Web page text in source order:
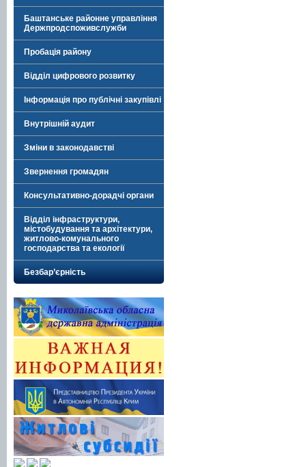
Баштанське районне управління
Держпродспоживслужби
Пробація району
Відділ цифрового розвитку
Інформація про публічні закупівлі
Внутрішній аудит
Зміни в законодавстві
Звернення громадян
Консультативно-дорадчі органи
Відділ інфраструктури,
містобудування та архітектури,
житлово-комунального
господарства та екології
Безбар’єрність